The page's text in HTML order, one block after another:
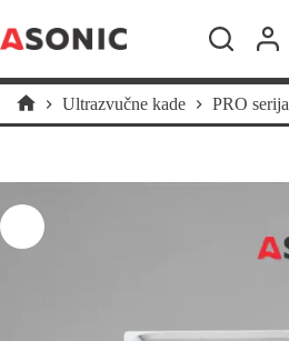
to
content
Home
Ultrazvučne kade PRO serija